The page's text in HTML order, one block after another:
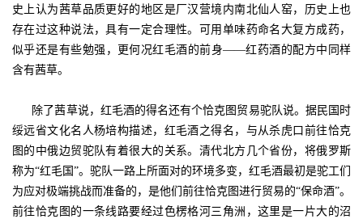
史上认为茜草品质更好的地区是厂汉营境内南北仙人窑，历史上也
存在过这种说法，具有一定合理性。可用单味药命名大复方成药，
似乎还是有些勉强，更何况红毛酒的前身——红药酒的配方中同样
含有茜草。
除了茜草说，红毛酒的得名还有个恰克图贸易驼队说。据民国时
绥远省文化名人杨培构描述，红毛酒之得名，与从杀虎口前往恰克
图的中俄边贸驼队有着很大的关系。清代北方几个省份，将俄罗斯
称为“红毛国”。驼队一路上所面对的环境多变，红毛酒最初是驼工们
为应对极端挑战而准备的，是他们前往恰克图进行贸易的“保命酒”。
前往恰克图的一条线路要经过色楞格河三角洲，这里是一片大的沼